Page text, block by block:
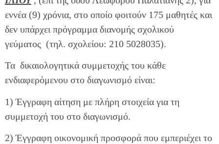
εννέα (9) χρόνια, στο οποίο φοιτούν 175 μαθητές και
δεν υπάρχει πρόγραμμα διανομής σχολικού
γεύματος (τηλ. σχολείου: 210 5028035).
Τα δικαιολογητικά συμμετοχής του κάθε
ενδιαφερόμενου στο διαγωνισμό είναι:
1) Έγγραφη αίτηση με πλήρη στοιχεία για τη
συμμετοχή του στο διαγωνισμό.
2) Έγγραφη οικονομική προσφορά που εμπεριέχει το